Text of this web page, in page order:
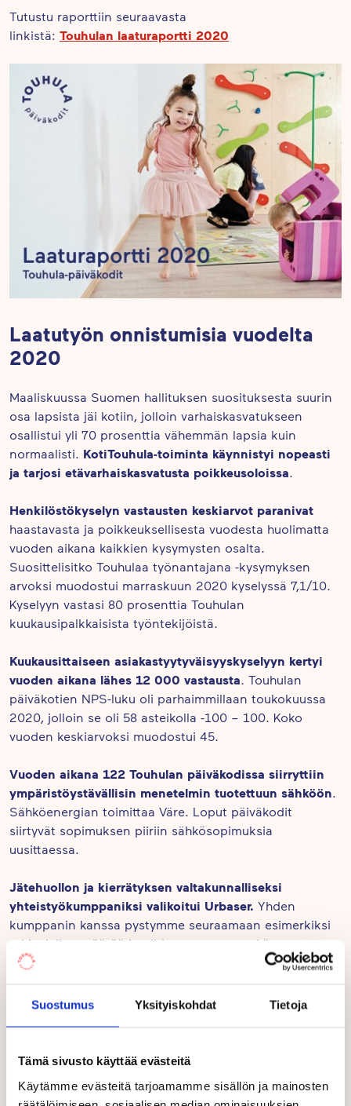
Suostumus Yksityiskohdat Tietoja
Tämä sivusto käyttää evästeitä
Käytämme evästeitä tarjoamamme sisällön ja mainosten
Tutustu raporttiin seuraavasta
linkistä: Touhulan laaturaportti 2020
Laatutyön onnistumisia vuodelta
2020
Maaliskuussa Suomen hallituksen suosituksesta suurin
osa lapsista jäi kotiin, jolloin varhaiskasvatukseen
osallistui yli 70 prosenttia vähemmän lapsia kuin
normaalisti. KotiTouhula-toiminta käynnistyi nopeasti
ja tarjosi etävarhaiskasvatusta poikkeusoloissa.
Henkilöstökyselyn vastausten keskiarvot paranivat
haastavasta ja poikkeuksellisesta vuodesta huolimatta
vuoden aikana kaikkien kysymysten osalta.
Suosittelisitko Touhulaa työnantajana -kysymyksen
arvoksi muodostui marraskuun 2020 kyselyssä 7,1/10.
Kyselyyn vastasi 80 prosenttia Touhulan
kuukausipalkkaisista työntekijöistä.
Kuukausittaiseen asiakastyytyväisyyskyselyyn kertyi
vuoden aikana lähes 12 000 vastausta. Touhulan
päiväkotien NPS-luku oli parhaimmillaan toukokuussa
2020, jolloin se oli 58 asteikolla -100 – 100. Koko
vuoden keskiarvoksi muodostui 45.
Vuoden aikana 122 Touhulan päiväkodissa siirryttiin
ympäristöystävällisin menetelmin tuotettuun sähköön.
Sähköenergian toimittaa Väre. Loput päiväkodit
siirtyvät sopimuksen piiriin sähkösopimuksia
uusittaessa.
Jätehuollon ja kierrätyksen valtakunnalliseksi
yhteistyökumppaniksi valikoitui Urbaser. Yhden
kumppanin kanssa pystymme seuraamaan esimerkiksi
eri jaelajien määrää ja niiden muutosta sekä
asettamaan määriin liittyviä tavoitteita.
Touhulassa otettiin käyttöön koulutusstipendi, jolla
erikoisammattitutkinto- tai liikunnan